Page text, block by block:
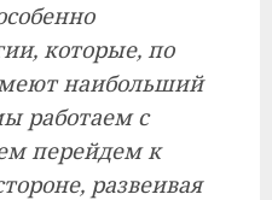
которые, по
наибольший
работаем с
перейдем к
развеивая